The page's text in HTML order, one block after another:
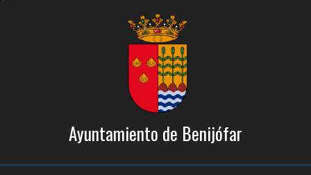
Ayuntamiento de Benijófar